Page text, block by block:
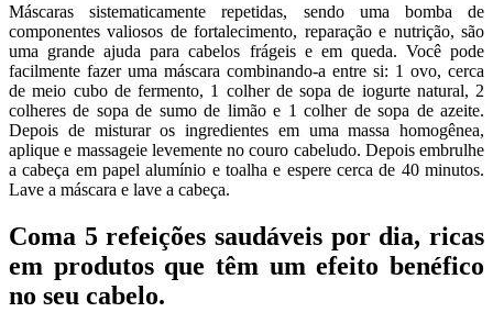
Máscaras sistematicamente repetidas, sendo uma bomba de
componentes valiosos de fortalecimento, reparação e nutrição, são
uma grande ajuda para cabelos frágeis e em queda. Você pode
facilmente fazer uma máscara combinando-a entre si: 1 ovo, cerca
de meio cubo de fermento, 1 colher de sopa de iogurte natural, 2
colheres de sopa de sumo de limão e 1 colher de sopa de azeite.
Depois de misturar os ingredientes em uma massa homogênea,
aplique e massageie levemente no couro cabeludo. Depois embrulhe
a cabeça em papel alumínio e toalha e espere cerca de 40 minutos.
Lave a máscara e lave a cabeça.
Coma 5 refeições saudáveis por dia, ricas
em produtos que têm um efeito benéfico
no seu cabelo.